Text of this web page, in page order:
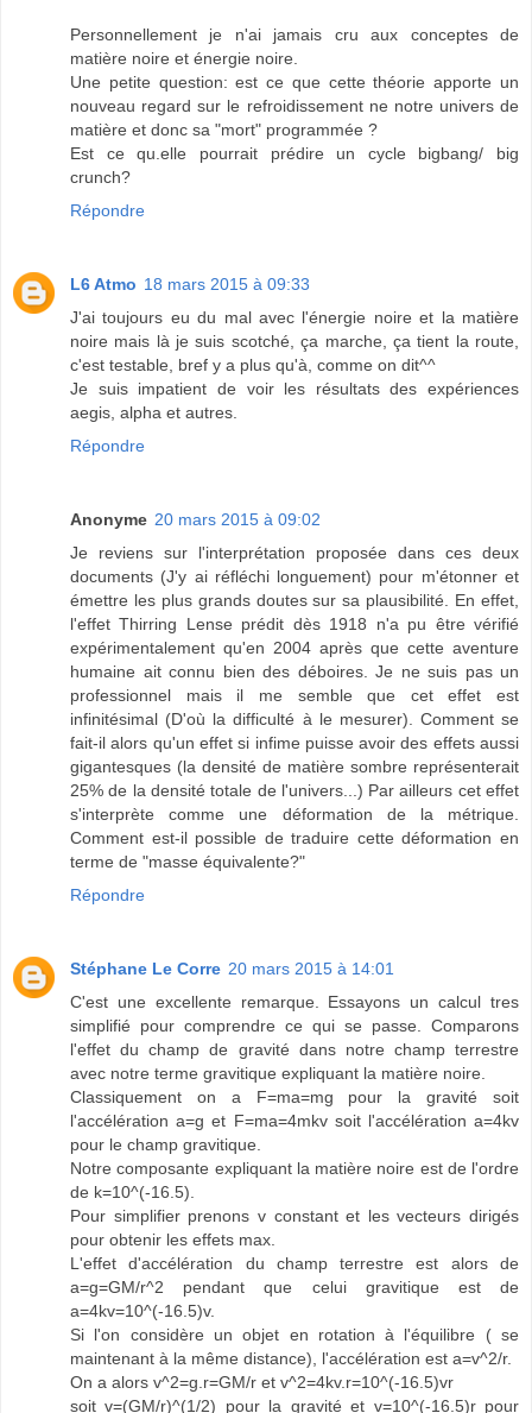
Personnellement je n'ai jamais cru aux conceptes de
matière noire et énergie noire.
Une petite question: est ce que cette théorie apporte un
nouveau regard sur le refroidissement ne notre univers de
matière et donc sa "mort" programmée ?
Est ce qu.elle pourrait prédire un cycle bigbang/ big
crunch?
Répondre
L6 Atmo 18 mars 2015 à 09:33
J'ai toujours eu du mal avec l'énergie noire et la matière
noire mais là je suis scotché, ça marche, ça tient la route,
c'est testable, bref y a plus qu'à, comme on dit^^
Je suis impatient de voir les résultats des expériences
aegis, alpha et autres.
Répondre
Anonyme 20 mars 2015 à 09:02
Je reviens sur l'interprétation proposée dans ces deux
documents (J'y ai réfléchi longuement) pour m'étonner et
émettre les plus grands doutes sur sa plausibilité. En effet,
l'effet Thirring Lense prédit dès 1918 n'a pu être vérifié
expérimentalement qu'en 2004 après que cette aventure
humaine ait connu bien des déboires. Je ne suis pas un
professionnel mais il me semble que cet effet est
infinitésimal (D'où la difficulté à le mesurer). Comment se
fait-il alors qu'un effet si infime puisse avoir des effets aussi
gigantesques (la densité de matière sombre représenterait
25% de la densité totale de l'univers...) Par ailleurs cet effet
s'interprète comme une déformation de la métrique.
Comment est-il possible de traduire cette déformation en
terme de "masse équivalente?"
Répondre
Stéphane Le Corre 20 mars 2015 à 14:01
C'est une excellente remarque. Essayons un calcul tres
simplifié pour comprendre ce qui se passe. Comparons
l'effet du champ de gravité dans notre champ terrestre
avec notre terme gravitique expliquant la matière noire.
Classiquement on a F=ma=mg pour la gravité soit
l'accélération a=g et F=ma=4mkv soit l'accélération a=4kv
pour le champ gravitique.
Notre composante expliquant la matière noire est de l'ordre
de k=10^(-16.5).
Pour simplifier prenons v constant et les vecteurs dirigés
pour obtenir les effets max.
L'effet d'accélération du champ terrestre est alors de
a=g=GM/r^2 pendant que celui gravitique est de
a=4kv=10^(-16.5)v.
Si l'on considère un objet en rotation à l'équilibre ( se
maintenant à la même distance), l'accélération est a=v^2/r.
On a alors v^2=g.r=GM/r et v^2=4kv.r=10^(-16.5)vr
soit v=(GM/r)^(1/2) pour la gravité et v=10^(-16.5)r pour